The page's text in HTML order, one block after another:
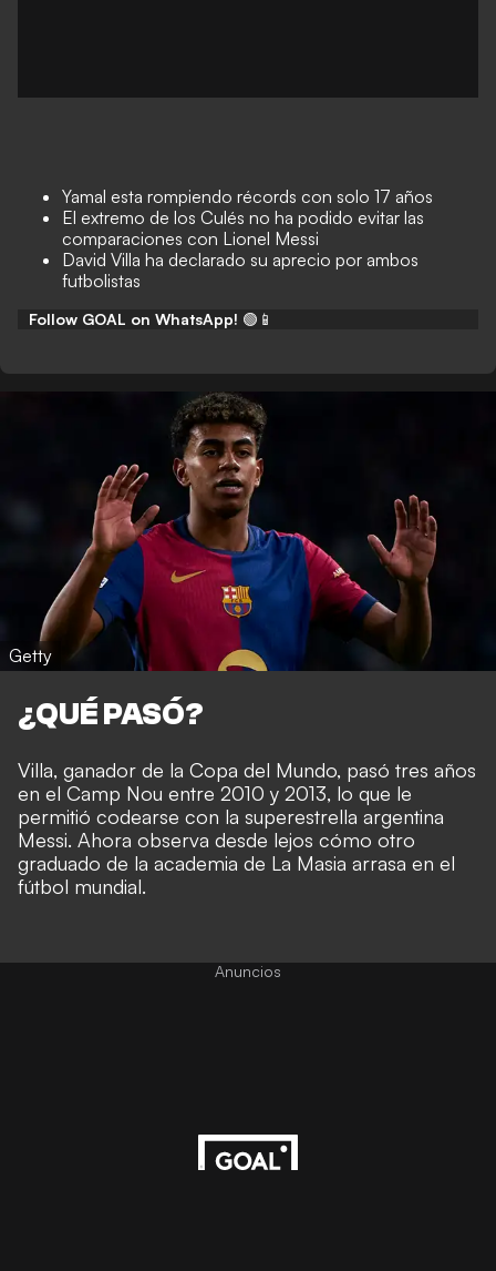
Yamal esta rompiendo récords con solo 17 años
El extremo de los Culés no ha podido evitar las
comparaciones con Lionel Messi
David Villa ha declarado su aprecio por ambos
futbolistas
Follow GOAL on WhatsApp! 🟢📱
Getty
¿QUÉ PASÓ?
Villa, ganador de la Copa del Mundo, pasó tres años
en el Camp Nou entre 2010 y 2013, lo que le
permitió codearse con la superestrella argentina
Messi. Ahora observa desde lejos cómo otro
graduado de la academia de La Masia arrasa en el
fútbol mundial.
Anuncios